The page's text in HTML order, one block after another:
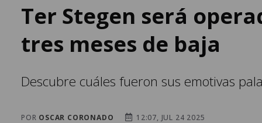
Ter Stegen será
tres meses de baja
Descubre cuáles fueron sus emotivas
POR OSCAR CORONADO 12:07, JUL 24 2025